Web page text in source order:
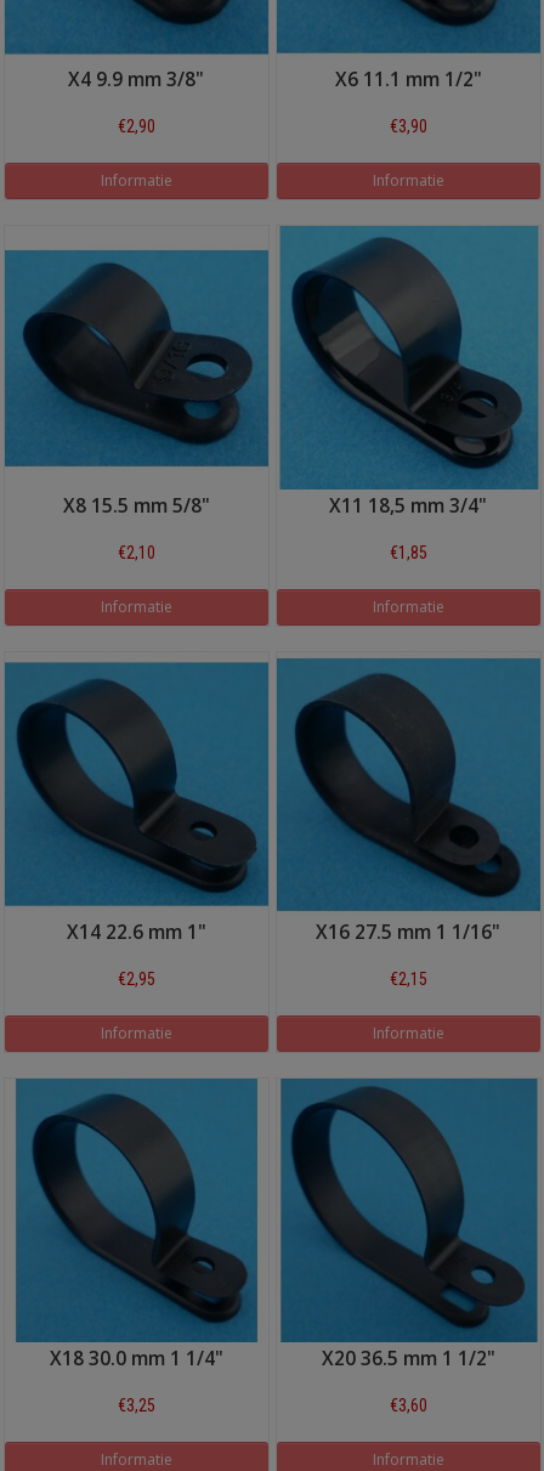
X4 9.9 mm 3/8"
€2,90
Informatie
X6 11.1 mm 1/2"
€3,90
Informatie
X8 15.5 mm 5/8"
€2,10
Informatie
X11 18,5 mm 3/4"
€1,85
Informatie
X14 22.6 mm 1"
€2,95
Informatie
X16 27.5 mm 1 1/16"
€2,15
Informatie
X18 30.0 mm 1 1/4"
€3,25
Informatie
X20 36.5 mm 1 1/2"
€3,60
Informatie